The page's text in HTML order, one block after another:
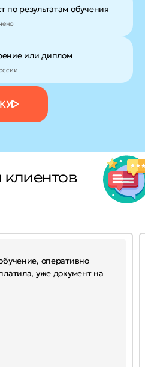
по результатам обучения
или диплом
клиентов
оперативно
уже документ на